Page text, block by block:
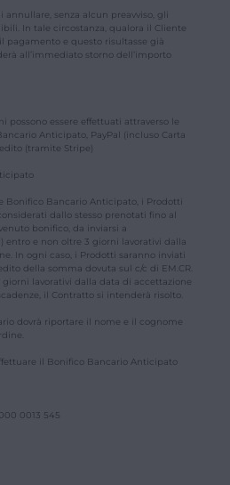
annullare, senza alcun preavviso, gli
In tale circostanza, qualora il Cliente
pagamento e questo risultasse già
all’immediato storno dell’importo
possono essere effettuati attraverso le
Anticipato, PayPal (incluso Carta
(tramite Stripe)
Bonifico Bancario Anticipato, i Prodotti
dallo stesso prenotati fino al
bonifico, da inviarsi a
entro e non oltre 3 giorni lavorativi dalla
In ogni caso, i Prodotti saranno inviati
della somma dovuta sul c/c di EM.CR.
giorni lavorativi dalla data di accettazione
il Contratto si intenderà risolto.
dovrà riportare il nome e il cognome
il Bonifico Bancario Anticipato
0013 545